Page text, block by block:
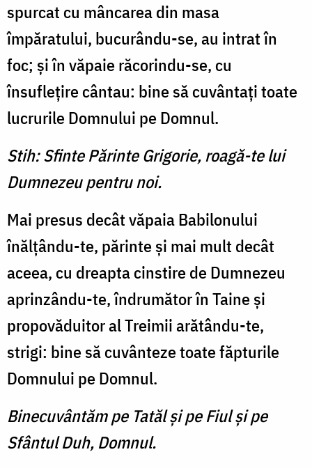
spurcat cu mâncarea din masa
împăratului, bucurându-se, au intrat în
foc; şi în văpaie răcorindu-se, cu
însufleţire cântau: bine să cuvântaţi toate
lucrurile Domnului pe Domnul.
Stih: Sfinte Părinte Grigorie, roagă-te lui
Dumnezeu pentru noi.
Mai presus decât văpaia Babilonului
înălţându-te, părinte şi mai mult decât
aceea, cu dreapta cinstire de Dumnezeu
aprinzându-te, îndrumător în Taine şi
propovăduitor al Treimii arătându-te,
strigi: bine să cuvânteze toate făpturile
Domnului pe Domnul.
Binecuvântăm pe Tatăl şi pe Fiul şi pe
Sfântul Duh, Domnul.